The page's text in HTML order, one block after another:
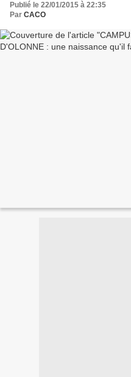
Publié le 22/01/2015 à 22:35
Par CACO